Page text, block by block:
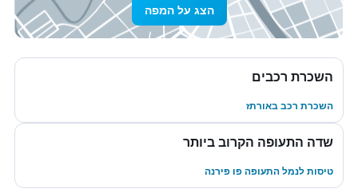
הצג על המפה
השכרת רכבים
השכרת רכב באורתז
שדה התעופה הקרוב ביותר
טיסות לנמל התעופה פו פירנה